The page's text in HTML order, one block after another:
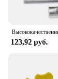
123,92 руб.